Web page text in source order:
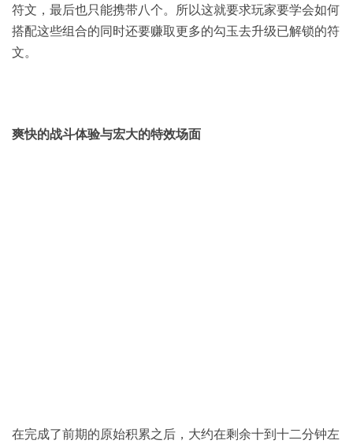
符文，最后也只能携带八个。所以这就要求玩家要学会如何
搭配这些组合的同时还要赚取更多的勾玉去升级已解锁的符
文。
爽快的战斗体验与宏大的特效场面
在完成了前期的原始积累之后，大约在剩余十到十二分钟左